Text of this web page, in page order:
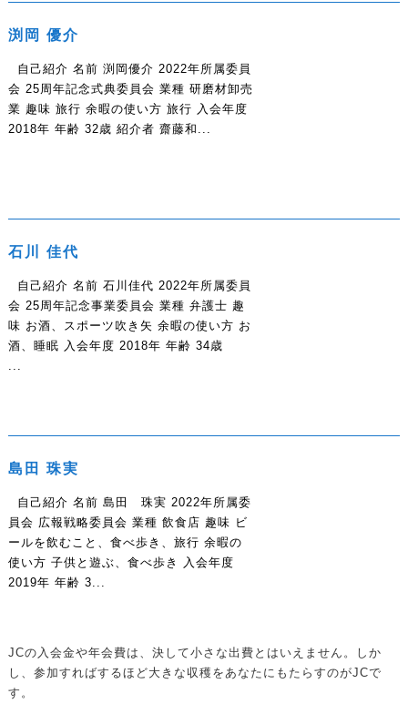
渕岡 優介
自己紹介 名前 渕岡優介 2022年所属委員
会 25周年記念式典委員会 業種 研磨材卸売
業 趣味 旅行 余暇の使い方 旅行 入会年度
2018年 年齢 32歳 紹介者 齋藤和...
石川 佳代
自己紹介 名前 石川佳代 2022年所属委員
会 25周年記念事業委員会 業種 弁護士 趣
味 お酒、スポーツ吹き矢 余暇の使い方 お
酒、睡眠 入会年度 2018年 年齢 34歳
...
島田 珠実
自己紹介 名前 島田 珠実 2022年所属委
員会 広報戦略委員会 業種 飲食店 趣味 ビ
ールを飲むこと、食べ歩き、旅行 余暇の
使い方 子供と遊ぶ、食べ歩き 入会年度
2019年 年齢 3...
JCの入会金や年会費は、決して小さな出費とはいえません。しか
し、参加すればするほど大きな収穫をあなたにもたらすのがJCで
す。